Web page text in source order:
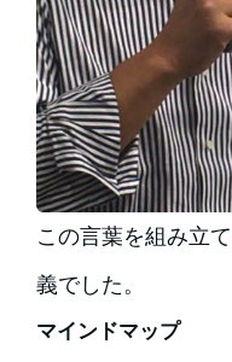
この言葉を組み立
義でした。
マインドマップ